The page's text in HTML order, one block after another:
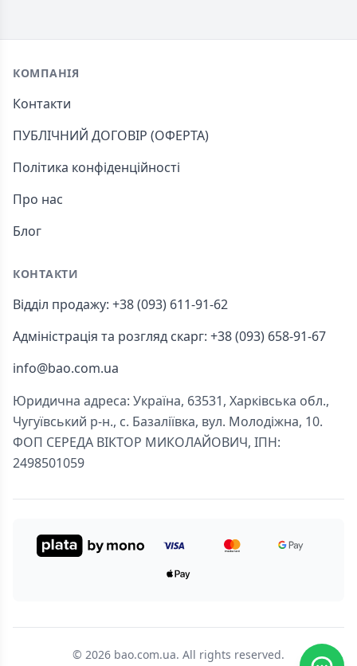
Footer
КОМПАНІЯ
Контакти
ПУБЛІЧНИЙ ДОГОВІР (ОФЕРТА)
Політика конфіденційності
Про нас
Блог
КОНТАКТИ
Відділ продажу: +38 (093) 611-91-62
Адміністрація та розгляд скарг: +38 (093) 658-91-67
info@bao.com.ua
Юридична адреса: Україна, 63531, Харківська обл.,
Чугуївський р-н., с. Базаліївка, вул. Молодіжна, 10.
ФОП СЕРЕДА ВІКТОР МИКОЛАЙОВИЧ, ІПН:
2498501059
© 2026 bao.com.ua. All rights reserved.